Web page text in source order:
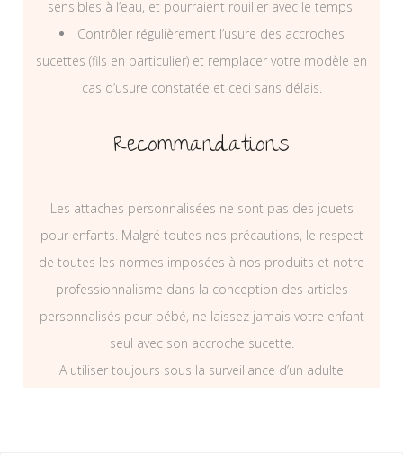
sensibles à l’eau, et pourraient rouiller avec le temps.
Contrôler régulièrement l’usure des accroches
sucettes (fils en particulier) et remplacer votre modèle en
cas d’usure constatée et ceci sans délais.
Recommandations
Les attaches personnalisées ne sont pas des jouets
pour enfants. Malgré toutes nos précautions, le respect
de toutes les normes imposées à nos produits et notre
professionnalisme dans la conception des articles
personnalisés pour bébé, ne laissez jamais votre enfant
seul avec son accroche sucette.
A utiliser toujours sous la surveillance d’un adulte